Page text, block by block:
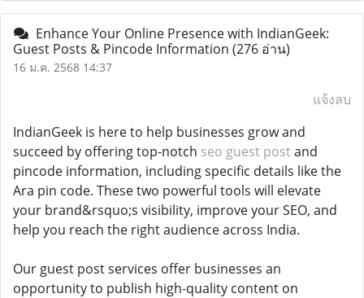
Enhance Your Online Presence with IndianGeek:
Guest Posts & Pincode Information (276 อ่าน)
16 ม.ค. 2568 14:37
แจ้งลบ
IndianGeek is here to help businesses grow and
succeed by offering top-notch seo guest postand
pincode information, including specific details like the
Ara pin code. These two powerful tools will elevate
your brand&rsquo;s visibility, improve your SEO, and
help you reach the right audience across India.
Our guest post services offer businesses an
opportunity to publish high-quality content on